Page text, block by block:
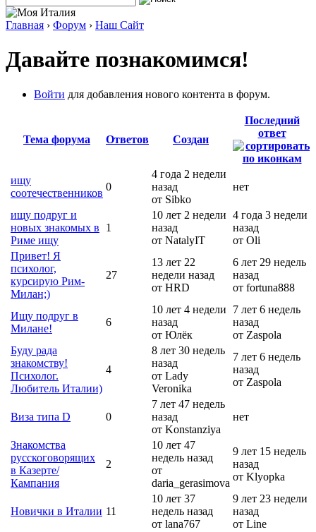
Главная › Форум › Наш Сайт
Давайте познакомимся!
Войти для добавления нового контента в форум.
Тема форума Ответов Создан
Последний
ответ
ищу
соотечественников
0
4 года 2 недели
назад
от Sibko
нет
ищу подруг и
новых знакомых в
Риме ищу
1
10 лет 2 недели
назад
от NatalyIT
4 года 3 недели
назад
от Oli
Привет! Я
психолог,
курсирую Рим-
Милан;)
27
13 лет 22
недели назад
от HRD
6 лет 29 недель
назад
от fortuna888
Ищу подруг в
Милане!
6
10 лет 4 недели
назад
от Юлёк
7 лет 6 недель
назад
от Zaspola
Буду рада
знакомству!
Психолог.
Любитель Италии)
4
8 лет 30 недель
назад
от Lady
Veronika
7 лет 6 недель
назад
от Zaspola
Виза типа D 0
7 лет 47 недель
назад
от Konstanziya
нет
Знакомства
русскоговорящих
в Казерте/
Кампания
2
10 лет 47
недель назад
от
daria_gerasimova
9 лет 15 недель
назад
от Klyopka
Новички в Италии 11
10 лет 37
недель назад
от lana767
9 лет 23 недели
назад
от Line